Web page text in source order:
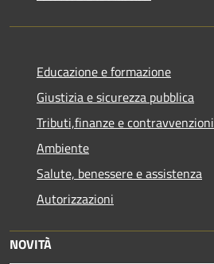
Educazione e formazione
Giustizia e sicurezza pubblica
Tributi,finanze e contravvenzioni
Ambiente
Salute, benessere e assistenza
Autorizzazioni
NOVITÀ